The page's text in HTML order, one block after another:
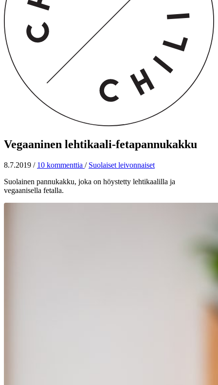
Vegaaninen lehtikaali-fetapannukakku
8.7.2019 / 10 kommenttia / Suolaiset leivonnaiset
Suolainen pannukakku, joka on höystetty lehtikaalilla ja
vegaanisella fetalla.